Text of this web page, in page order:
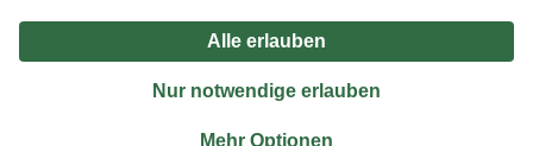
Privatsphäre Impressum
Nutzungsbedingungen
Widerrufsrecht
Vertrag widerrufen